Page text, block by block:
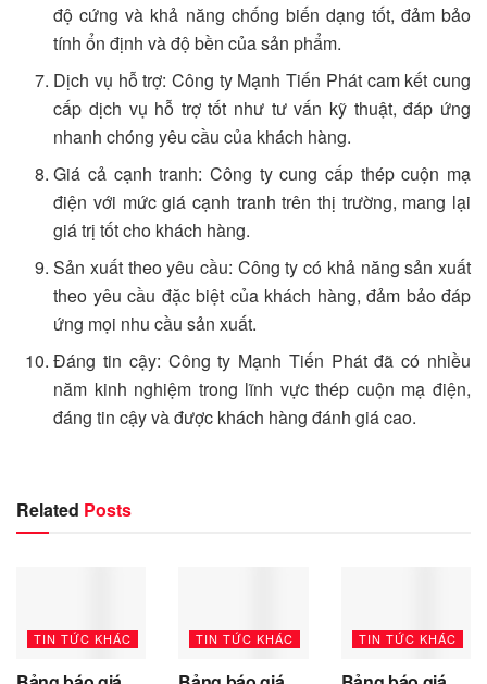
độ cứng và khả năng chống biến dạng tốt, đảm bảo
tính ổn định và độ bền của sản phẩm.
Dịch vụ hỗ trợ: Công ty Mạnh Tiến Phát cam kết cung
cấp dịch vụ hỗ trợ tốt như tư vấn kỹ thuật, đáp ứng
nhanh chóng yêu cầu của khách hàng.
Giá cả cạnh tranh: Công ty cung cấp thép cuộn mạ
điện với mức giá cạnh tranh trên thị trường, mang lại
giá trị tốt cho khách hàng.
Sản xuất theo yêu cầu: Công ty có khả năng sản xuất
theo yêu cầu đặc biệt của khách hàng, đảm bảo đáp
ứng mọi nhu cầu sản xuất.
Đáng tin cậy: Công ty Mạnh Tiến Phát đã có nhiều
năm kinh nghiệm trong lĩnh vực thép cuộn mạ điện,
đáng tin cậy và được khách hàng đánh giá cao.
Related Posts
TIN TỨC KHÁC TIN TỨC KHÁC TIN TỨC KHÁC